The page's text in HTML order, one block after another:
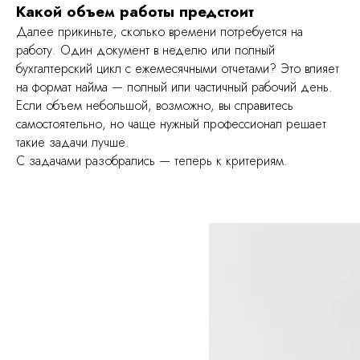
Какой объем работы предстоит
Далее прикиньте, сколько времени потребуется на
работу. Один документ в неделю или полный
бухгалтерский цикл с ежемесячными отчетами? Это влияет
на формат найма — полный или частичный рабочий день.
Если объем небольшой, возможно, вы справитесь
самостоятельно, но чаще нужный профессионал решает
такие задачи лучше.
С задачами разобрались — теперь к критериям.